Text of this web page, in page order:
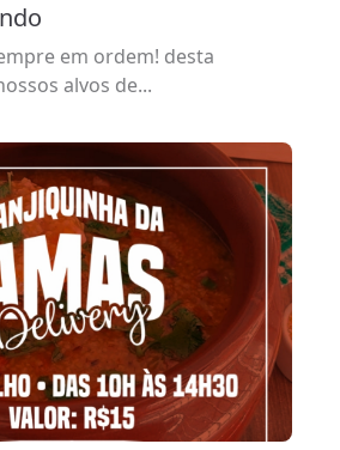
em ordem! desta
alvos de...